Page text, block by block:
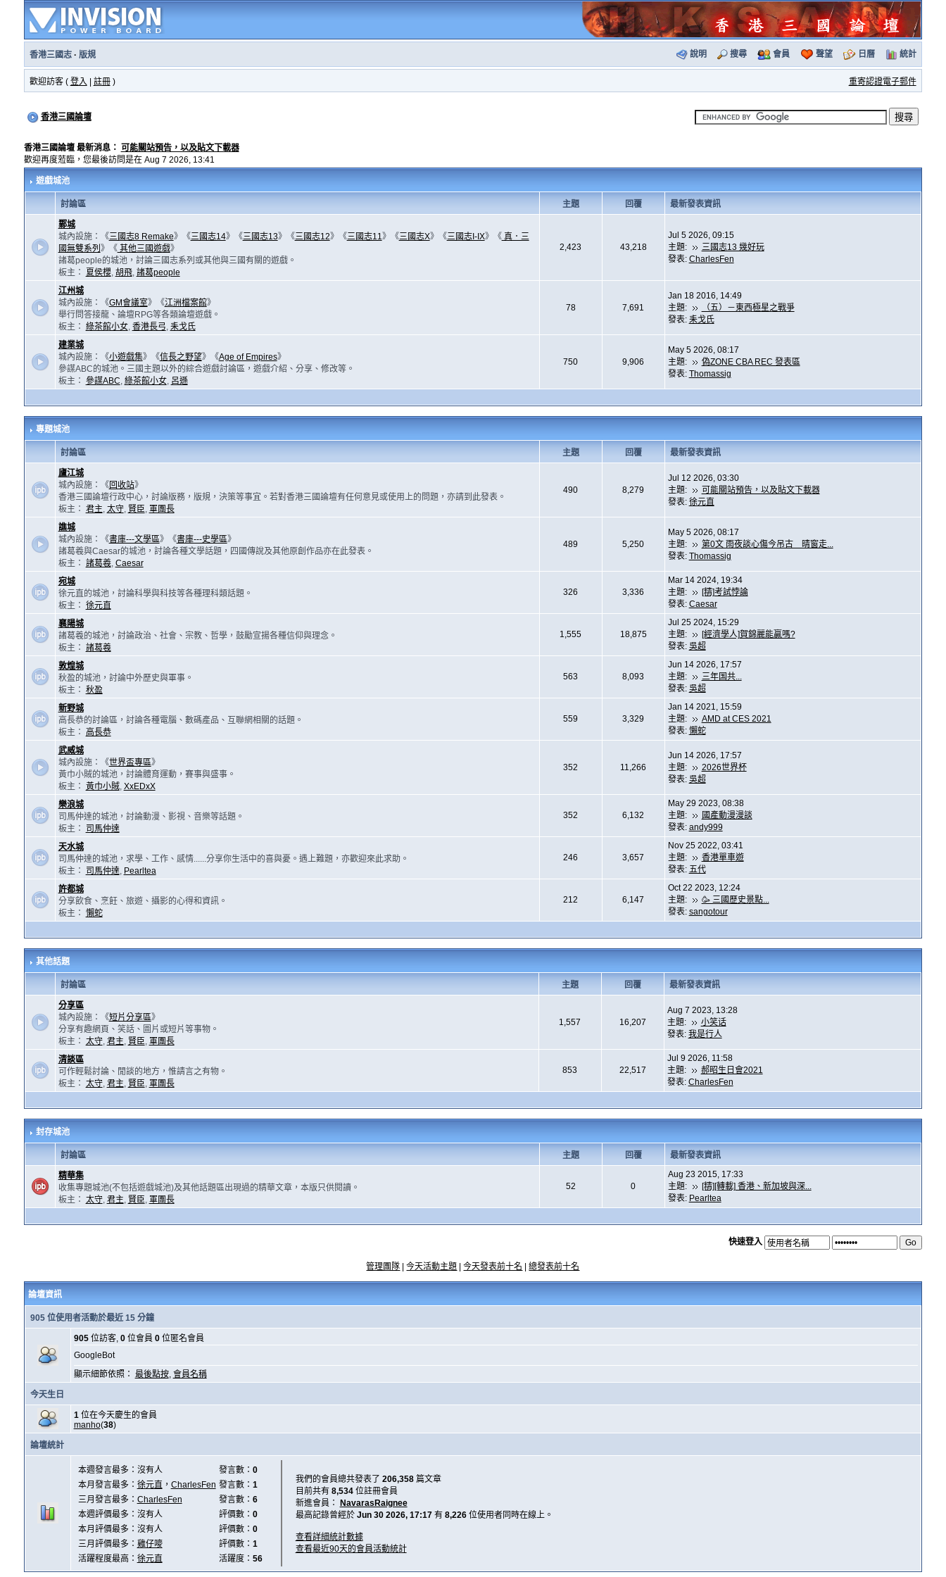
香港三國志· 版規 說明 搜尋 會員 聲望 日曆 統計
歡迎訪客 ( 登入 註冊) 重寄認證電子郵件
香港三國論壇
香港三國論壇 最新消息： 可能關站預告，以及貼文下載器
歡迎再度蒞臨，您最後訪問是在 Aug 7 2026, 13:41
遊戲城池
討論區 主題 回覆 最新發表資訊
鄴城
城內設施：《三國志8 Remake》《三國志14》《三國志13》《三國志12》《三國志11》《三國志X》《三國志I-IX》《真．三
國無雙系列 》《其他三國遊戲》
諸葛people的城池，討論三國志系列或其他與三國有關的遊戲。
板主：
夏侯櫻, 胡飛, 諸葛people
2,423 43,218
Jul 5 2026, 09:15
主題:
三國志13 幾好玩
發表: CharlesFen
江州城
城內設施：《GM會議室》《江洲檔案館》
舉行問答接龍、論壇RPG等各類論壇遊戲。
板主： 綠茶館小女, 香港長弓, 耒戈氏
78 7,691
Jan 18 2016, 14:49
主題:
（五）－東西極星之戰爭
發表: 耒戈氏
建業城
城內設施：《小遊戲集》《信長之野望》《Age of Empires》
參謀ABC的城池。三國主題以外的綜合遊戲討論區，遊戲介紹、分享、修改等。
板主： 參謀ABC, 綠茶館小女, 呂遜
750 9,906
May 5 2026, 08:17
主題:
偽ZONE CBA REC 發表區
發表: Thomassig
專題城池
討論區 主題 回覆 最新發表資訊
廬江城
城內設施：《回收站》
香港三國論壇行政中心，討論版務，版規，決策等事宜。若對香港三國論壇有任何意見或使用上的問題，亦請到此發表。
板主： 君主, 太守, 賢臣, 軍團長
490 8,279
Jul 12 2026, 03:30
主題:
可能關站預告，以及貼文下載器
發表: 徐元直
譙城
城內設施：《書庫---文學區》《書庫---史學區》
諸葛羲與Caesar的城池，討論各種文學話題，四國傳說及其他原創作品亦在此發表。
板主： 諸葛羲, Caesar
489 5,250
May 5 2026, 08:17
主題:
第0文 雨夜談心傷今吊古 晴窗走...
發表: Thomassig
宛城
徐元直的城池，討論科學與科技等各種理科類話題。
板主： 徐元直
326 3,336
Mar 14 2024, 19:34
主題:
[精]考試悖論
發表: Caesar
襄陽城
諸葛羲的城池，討論政治、社會、宗教、哲學，鼓勵宣揚各種信仰與理念。
板主： 諸葛羲
1,555 18,875
Jul 25 2024, 15:29
主題:
[經濟學人]賀錦麗能贏嗎?
發表: 吳超
敦煌城
秋盈的城池，討論中外歷史與軍事。
板主： 秋盈
563 8,093
Jun 14 2026, 17:57
主題:
三年国共...
發表: 吳超
新野城
高長恭的討論區，討論各種電腦、數碼產品、互聯網相關的話題。
板主：
高長恭
559 3,329
Jan 14 2021, 15:59
主題:
AMD at CES 2021
發表: 懶蛇
武威城
城內設施：《世界盃專區》
黃巾小賊的城池，討論體育運動，賽事與盛事。
板主： 黃巾小賊, XxEDxX
352 11,266
Jun 14 2026, 17:57
主題:
2026世界杯
發表: 吳超
樂浪城
司馬仲達的城池，討論動漫、影視、音樂等話題。
板主：
司馬仲達
352 6,132
May 29 2023, 08:38
主題:
國產動漫漫談
發表: andy999
天水城
司馬仲達的城池，求學、工作、感情......分享你生活中的喜與憂。遇上難題，亦歡迎來此求助。
板主：
司馬仲達, Pearltea
246 3,657
Nov 25 2022, 03:41
主題:
香港單車遊
發表: 五代
許都城
分享飲食、烹飪、旅遊、攝影的心得和資訊。
板主： 懶蛇
212 6,147
Oct 22 2023, 12:24
主題:
🥳 三國歷史景點...
發表: sangotour
其他話題
討論區 主題 回覆 最新發表資訊
分享區
城內設施：《短片分享區》
分享有趣網頁、笑話、圖片或短片等事物。
板主： 太守, 君主, 賢臣, 軍團長
1,557 16,207
Aug 7 2023, 13:28
主題:
小笑话
發表: 我是行人
清談區
可作輕鬆討論、閒談的地方，惟請言之有物。
板主： 太守, 君主, 賢臣, 軍團長
853 22,517
Jul 9 2026, 11:58
主題:
郝昭生日會2021
發表: CharlesFen
封存城池
討論區 主題 回覆 最新發表資訊
精華集
收集專題城池(不包括遊戲城池)及其他話題區出現過的精華文章，本版只供閱讀。
板主： 太守, 君主, 賢臣, 軍團長
52 0
Aug 23 2015, 17:33
主題:
[精][轉載] 香港、新加坡與深...
發表: Pearltea
快速登入
管理團隊 |今天活動主題 |今天發表前十名 |總發表前十名
論壇資訊
905 位使用者活動於最近 15 分鐘
905位訪客, 0位會員 0位匿名會員
GoogleBot
顯示細節依照： 最後點按, 會員名稱
今天生日
1位在今天慶生的會員
manho(38)
論壇統計
本週發言最多：沒有人 發言數： 0
本月發言最多： 徐元直 ， CharlesFen 發言數： 1
三月發言最多： CharlesFen 發言數： 6
本週評價最多：沒有人
評價數： 0
本月評價最多：沒有人
評價數： 0
三月評價最多： 雞仔嘜 評價數： 1
活躍程度最高： 徐元直 活躍度： 56
我們的會員總共發表了 206,358篇文章
目前共有 8,534位註冊會員
新進會員： NavarasRaignee
最高記錄曾經於 Jun 30 2026, 17:17 有 8,226位使用者同時在線上。
查看詳細統計數據
查看最近90天的會員活動統計